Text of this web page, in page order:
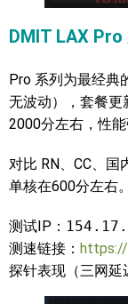
DMIT LAX Pro
Pro 系列为最经典
无波动），套餐更
2000分左右，性能
对比 RN、CC、国
单核在600分左右。
测试IP：
测速链接： https://
探针表现（三网延